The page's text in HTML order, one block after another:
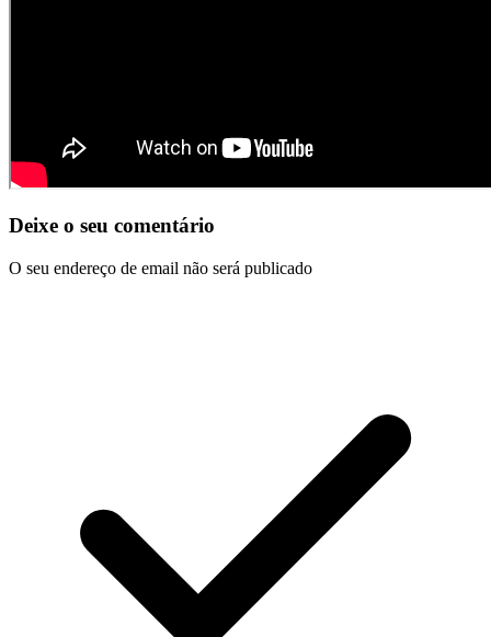
Deixe o seu comentário
O seu endereço de email não será publicado